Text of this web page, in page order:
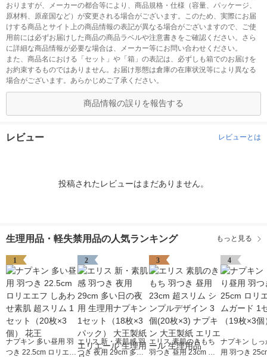
おりますが、メーカーの都合等により、商品規格・仕様（容量、パッケージ、
原材料、原産国など）が変更される場合がございます。このため、実際にお届
けする商品とサイト上の商品情報の表記が異なる場合がございますので、ご使
用前には必ずお届けした商品の商品ラベルや注意書きをご確認ください。さら
に詳細な商品情報が必要な場合は、メーカー等にお問い合わせください。
また、商品名における「セット」や「箱」の表記は、必ずしも箱でのお届けを
お約束するものではありません。お届け形態は倉庫の在庫状況等により異なる
場合がございます。あらかじめご了承ください。
商品情報の誤りを報告する
レビュー レビューとは
投稿されたレビューはまだありません。
生理用品・軽失禁用品の人気ランキング もっと見る
1
ナプキン 多い昼用 羽
つき 22.5cm ロリエエ
2
エリス 新・素肌感 羽
つき 夜用 29cm 多い
3
エリス 素肌のきもち
羽つき 昼用 23cm 超
4
ナプキン しっ
用 羽つき